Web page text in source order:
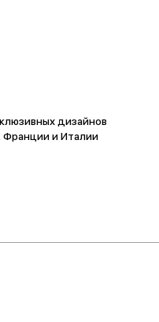
дизайнов
Франции и Италии